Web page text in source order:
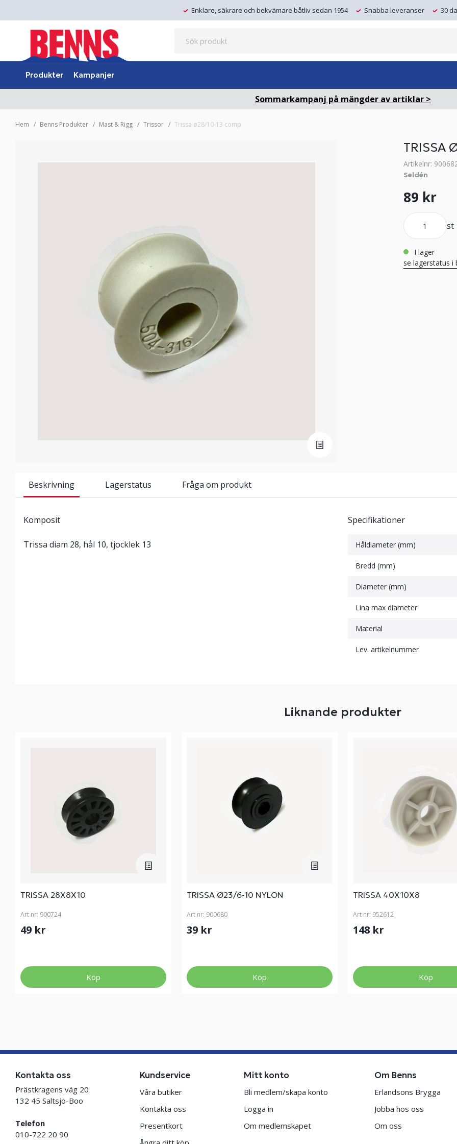
Enklare, säkrare och bekvämare båtliv sedan 1954 Snabba leveranser 30
Produkter Kampanjer
Sommarkampanj på mängder av artiklar >
Hem Benns Produkter Mast & Rigg Trissor Trissa ø28/10-13 comp
TRISSA
Artikelnr:
Seldén
89 kr
st
i lager
se lagerstatus i
Beskrivning Lagerstatus Fråga om produkt
Komposit
Trissa diam 28, hål 10, tjocklek 13
Specifikationer
Håldiameter (mm)
Bredd (mm)
Diameter (mm)
Lina max diameter
Material
Lev. artikelnummer
Liknande produkter
TRISSA 28X8X10
Art nr: 900724
49 kr
Köp
TRISSA Ø23/6-10 NYLON
Art nr: 900680
39 kr
Köp
TRISSA 40X10X8
Art nr: 952612
148 kr
Köp
Kontakta oss
Prästkragens väg 20
132 45 Saltsjö-Boo
Telefon
010-722 20 90
Kundservice
Våra butiker
Kontakta oss
Presentkort
Mitt konto
Bli medlem/skapa konto
Logga in
Om medlemskapet
Om Benns
Erlandsons Brygga
Jobba hos oss
Om oss